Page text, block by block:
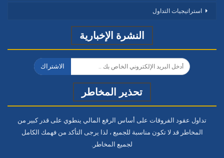
استراتيجيات التداول
النشرة الإخبارية
الاشتراك
تحذير المخاطر
تداول عقود الفروقات على أساس الرفع المالي ينطوي على قدر كبير من
المخاطر قد لا تكون مناسبة للجميع ، لذا يرجى التأكد من فهمك الكامل
لجميع المخاطر.